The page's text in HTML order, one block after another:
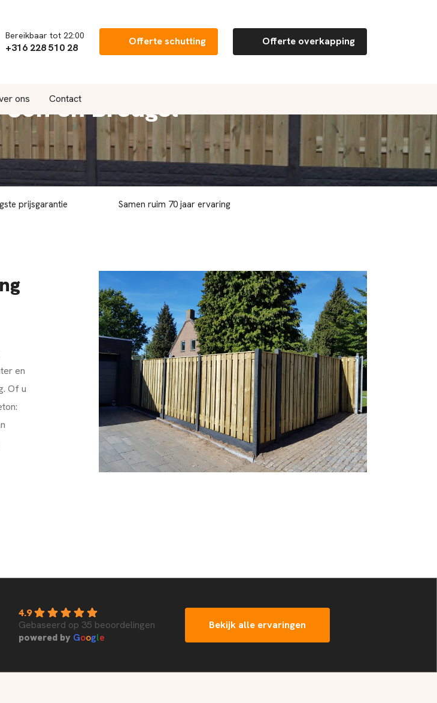
Bereikbaar tot 22:00
+316 228 510 28 Offerte schutting Offerte overkapping
ons Contact
en Breugel
prijsgarantie Samen ruim 70 jaar ervaring
en
Of u
4.9
Gebaseerd op 35 beoordelingen
powered by Google
Bekijk alle ervaringen